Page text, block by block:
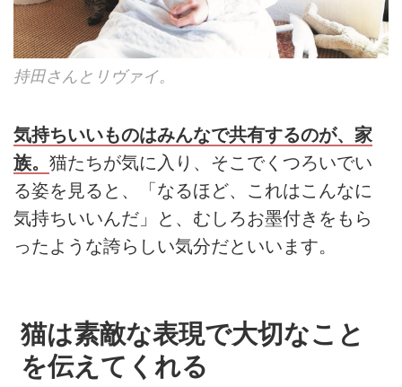
持田さんとリヴァイ。
気持ちいいものはみんなで共有するのが、家
族。 猫たちが気に入り、そこでくつろいでい
る姿を見ると、「なるほど、これはこんなに
気持ちいいんだ」と、むしろお墨付きをもら
ったような誇らしい気分だといいます。
猫は素敵な表現で大切なこと
を伝えてくれる